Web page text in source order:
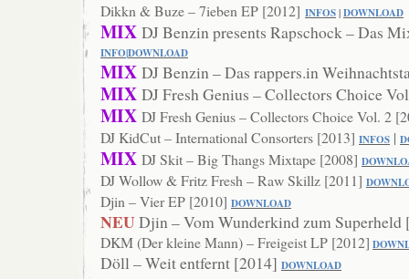
Dikkn & Buze – 7ieben EP [2012] INFOS|DOWNLOAD
MIX DJ Benzin presents Rapschock – Das
INFO|DOWNLOAD
MIX DJ Benzin – Das rappers.in
MIX DJ Fresh Genius – Collectors Choice
MIX DJ Fresh Genius – Collectors Choice Vol. 2
DJ KidCut – International Consorters [2013] INFOS |
MIX DJ Skit – Big Thangs Mixtape [2008]
DJ Wollow & Fritz Fresh – Raw Skillz [2011]
Djin – Vier EP [2010] DOWNLOAD
NEUDjin – Vom Wunderkind zum
DKM (Der kleine Mann) – Freigeist LP [2012]
Döll – Weit entfernt [2014] DOWNLOAD